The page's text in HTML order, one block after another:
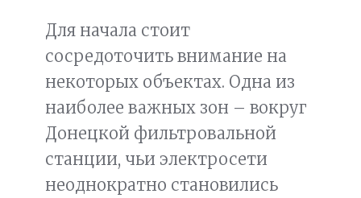
Для начала стоит
сосредоточить внимание на
некоторых объектах. Одна из
наиболее важных зон – вокруг
Донецкой фильтровальной
станции, чьи электросети
неоднократно становились